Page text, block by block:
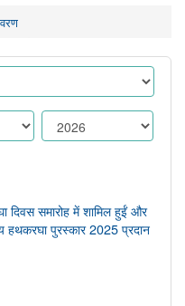
दिवस समारोह में शामिल हुईं और
हथकरघा पुरस्कार 2025 प्रदान